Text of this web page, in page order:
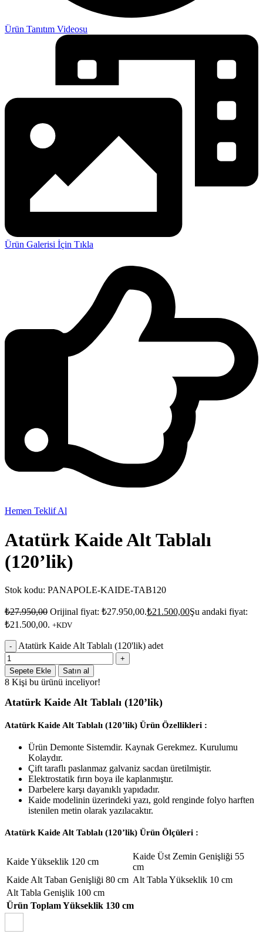
Ürün Tanıtım Videosu
Ürün Galerisi İçin Tıkla
Hemen Teklif Al
Atatürk Kaide Alt Tablalı
(120’lik)
Stok kodu: PANAPOLE-KAIDE-TAB120
₺27.950,00 Orijinal fiyat: ₺27.950,00.₺21.500,00Şu andaki fiyat:
₺21.500,00. +KDV
Atatürk Kaide Alt Tablalı (120'lik) adet
Sepete Ekle Satın al
8 Kişi bu ürünü inceliyor!
Atatürk Kaide Alt Tablalı (120’lik)
Atatürk Kaide Alt Tablalı (120’lik) Ürün Özellikleri :
Ürün Demonte Sistemdir. Kaynak Gerekmez. Kurulumu
Kolaydır.
Çift taraflı paslanmaz galvaniz sacdan üretilmiştir.
Elektrostatik fırın boya ile kaplanmıştır.
Darbelere karşı dayanıklı yapıdadır.
Kaide modelinin üzerindeki yazı, gold renginde folyo harften
istenilen metin olarak yazılacaktır.
Atatürk Kaide Alt Tablalı (120’lik) Ürün Ölçüleri :
Kaide Yükseklik 120 cm
Kaide Üst Zemin Genişliği 55
cm
Kaide Alt Taban Genişliği 80 cm Alt Tabla Yükseklik 10 cm
Alt Tabla Genişlik 100 cm
Ürün Toplam Yükseklik 130 cm